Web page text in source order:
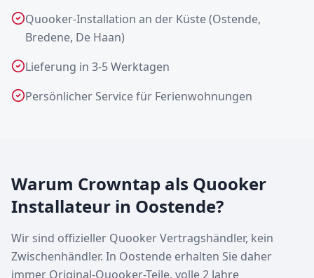
Quooker-Installation an der Küste (Ostende,
Bredene, De Haan)
Lieferung in 3-5 Werktagen
Persönlicher Service für Ferienwohnungen
Warum Crowntap als Quooker
Installateur in Oostende?
Wir sind offizieller Quooker Vertragshändler, kein
Zwischenhändler. In Oostende erhalten Sie daher
immer Original-Quooker-Teile, volle 2 Jahre